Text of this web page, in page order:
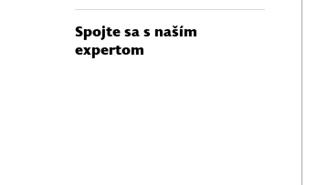
Spojte sa s naším
expertom